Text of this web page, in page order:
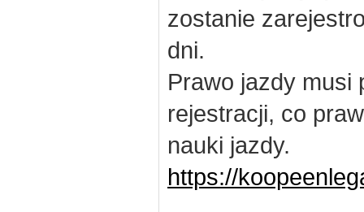
zostanie
dni.
Prawo jazdy musi
rejestracji, co
nauki jazdy.
https://